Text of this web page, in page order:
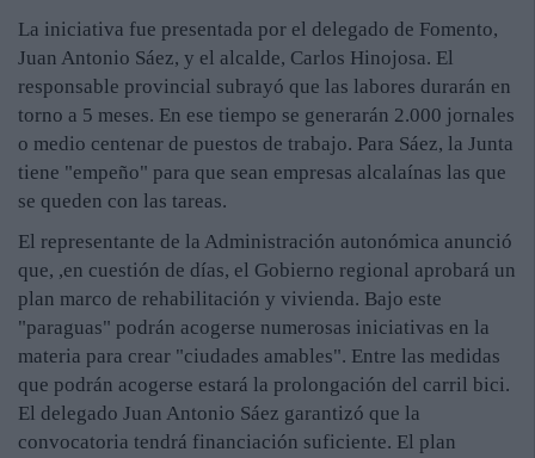
La iniciativa fue presentada por el delegado de Fomento,
Juan Antonio Sáez, y el alcalde, Carlos Hinojosa. El
responsable provincial subrayó que las labores durarán en
torno a 5 meses. En ese tiempo se generarán 2.000 jornales
o medio centenar de puestos de trabajo. Para Sáez, la Junta
tiene "empeño" para que sean empresas alcalaínas las que
se queden con las tareas.
El representante de la Administración autonómica anunció
que, ,en cuestión de días, el Gobierno regional aprobará un
plan marco de rehabilitación y vivienda. Bajo este
"paraguas" podrán acogerse numerosas iniciativas en la
materia para crear "ciudades amables". Entre las medidas
que podrán acogerse estará la prolongación del carril bici.
El delegado Juan Antonio Sáez garantizó que la
convocatoria tendrá financiación suficiente. El plan